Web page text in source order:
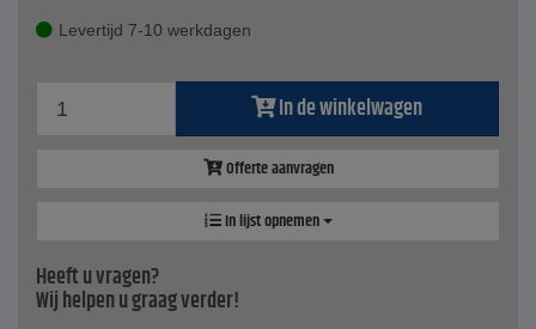
Levertijd 7-10 werkdagen
In de winkelwagen
Offerte aanvragen
In lijst opnemen
Heeft u vragen?
Wij helpen u graag verder!